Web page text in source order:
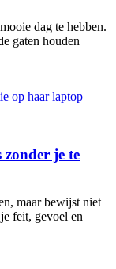
dag te hebben.
gaten houden
zonder je te
maar bewijst niet
feit, gevoel en